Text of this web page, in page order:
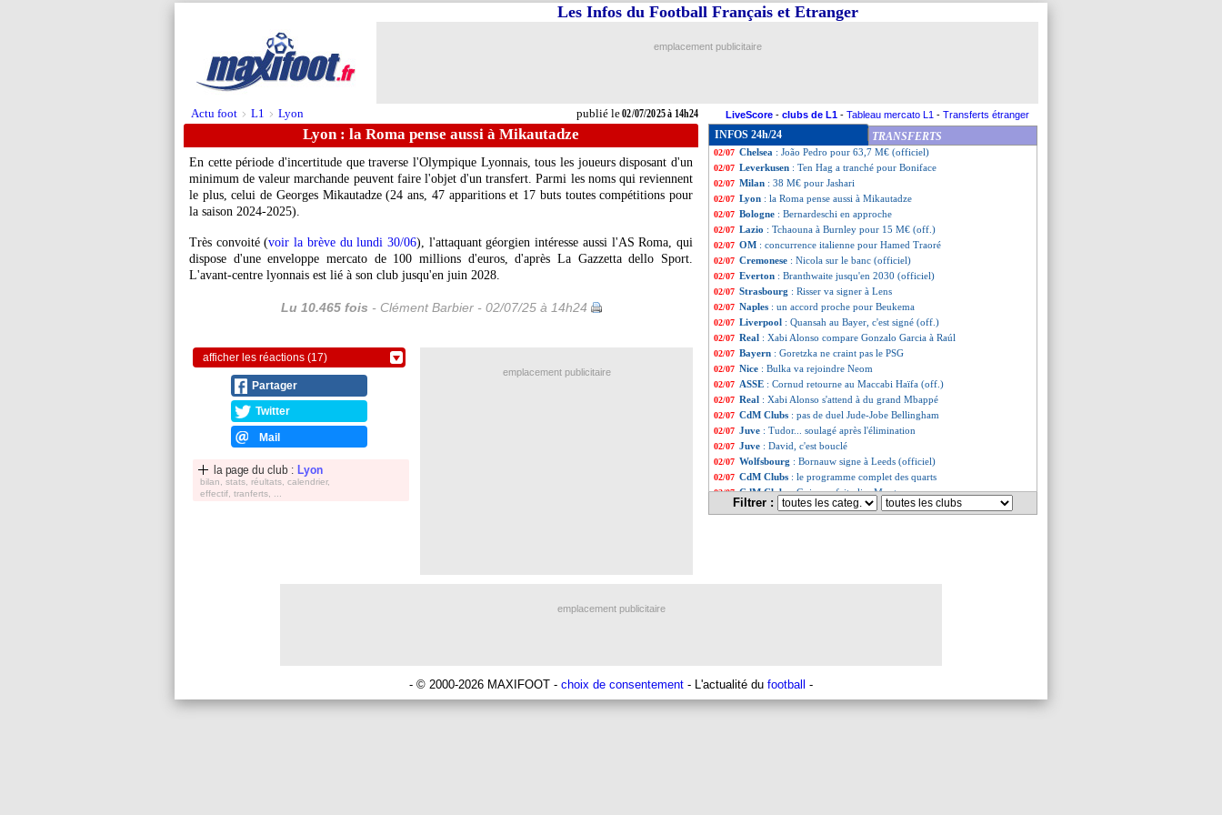
Actu foot > L1 > Lyon publié le02/07/2025 à 14h24
Les Infos du Football Français et Etranger
emplacement publicitaire
LiveScore - clubs de L1 - Tableau mercato L1 - Transferts étranger
Lyon : la Roma pense aussi à Mikautadze
En cette période d'incertitude que traverse l'Olympique Lyonnais, tous les joueurs disposant d'un
minimum de valeur marchande peuvent faire l'objet d'un transfert. Parmi les noms qui reviennent
le plus, celui de Georges Mikautadze(24 ans, 47 apparitions et 17 buts toutes compétitions pour
la saison 2024-2025).
Très convoité (voir la brève du lundi 30/06), l'attaquant géorgien intéresse aussi l'AS Roma, qui
dispose d'une enveloppe mercato de 100 millions d'euros, d'après La Gazzetta dello Sport.
L'avant-centre lyonnais est lié à son club jusqu'en juin 2028.
Lu 10.465 fois - Clément Barbier - 02/07/25 à 14h24
afficher les réactions (17)
Partager
Twitter
Mail
la page du club : Lyon
bilan, stats, réultats, calendrier,
effectif, tranferts, ...
INFOS 24h/24 TRANSFERTS
02/07 Real: Courtois défend la CdM des clubs
02/07 LAFC
02/07 Lille: les ambitions de Giroud
02/07 Atletico: Alex Baena signe pour 50 M€ (off.)
02/07 Chelsea : João Pedro pour 63,7 M€ (officiel)
02/07 Leverkusen : Ten Hag a tranché pour Boniface
02/07 Milan : 38 M€ pour Jashari
02/07 Lyon : la Roma pense aussi à Mikautadze
02/07 Bologne : Bernardeschi en approche
02/07 Lazio : Tchaouna à Burnley pour 15 M€ (off.)
02/07 OM : concurrence italienne pour Hamed Traoré
02/07 Cremonese : Nicola sur le banc (officiel)
02/07 Everton : Branthwaite jusqu'en 2030 (officiel)
02/07 Strasbourg : Risser va signer à Lens
02/07 Naples : un accord proche pour Beukema
02/07 Liverpool : Quansah au Bayer, c'est signé (off.)
02/07 Real : Xabi Alonso compare Gonzalo Garcia à Raúl
02/07 Bayern : Goretzka ne craint pas le PSG
02/07 Nice : Bulka va rejoindre Neom
02/07 ASSE : Cornud retourne au Maccabi Haïfa (off.)
02/07 Real : Xabi Alonso s'attend à du grand Mbappé
02/07 CdM Clubs : pas de duel Jude-Jobe Bellingham
02/07 Juve : Tudor... soulagé après l'élimination
02/07 Juve : David, c'est bouclé
02/07 Wolfsbourg : Bornauw signe à Leeds (officiel)
02/07 CdM Clubs : le programme complet des quarts
02/07 CdM Clubs: Guirassy fait plier Monterrey
Liste des brèves du mar. 1 juillet 2025
Filtrer :
emplacement publicitaire
emplacement publicitaire
- © 2000-2026 MAXIFOOT - choix de consentement - L'actualité du football -